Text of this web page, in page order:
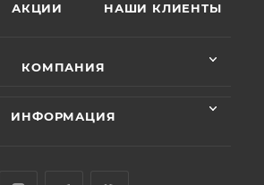
АКЦИИ НАШИ КЛИЕНТЫ
КОМПАНИЯ
ИНФОРМАЦИЯ